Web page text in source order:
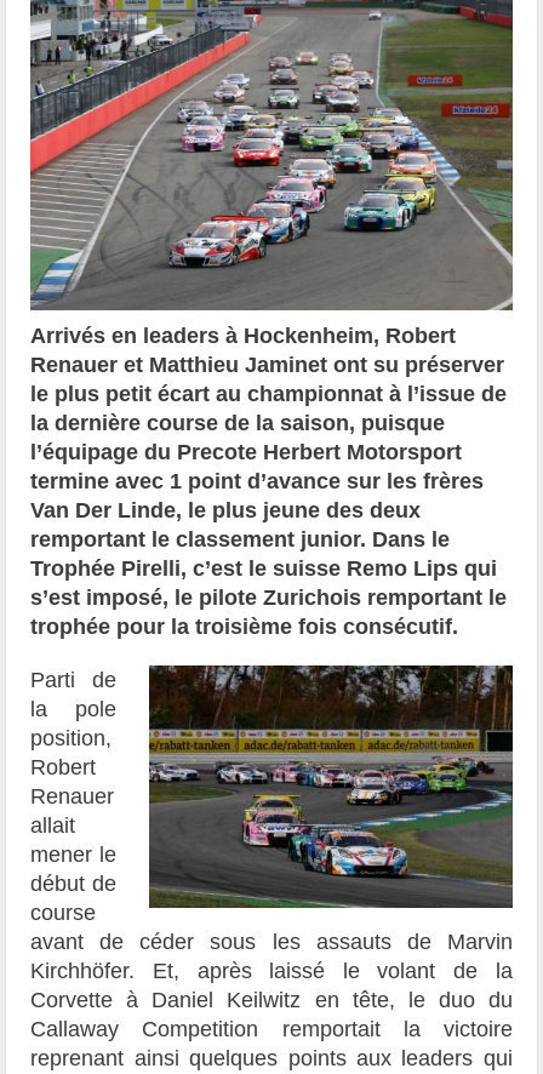
Arrivés en leaders à Hockenheim, Robert
Renauer et Matthieu Jaminet ont su préserver
le plus petit écart au championnat à l’issue de
la dernière course de la saison, puisque
l’équipage du Precote Herbert Motorsport
termine avec 1 point d’avance sur les frères
Van Der Linde, le plus jeune des deux
remportant le classement junior. Dans le
Trophée Pirelli, c’est le suisse Remo Lips qui
s’est imposé, le pilote Zurichois remportant le
trophée pour la troisième fois consécutif.
Parti de
la pole
position,
Robert
Renauer
allait
mener le
début de
course
avant de céder sous les assauts de Marvin
Kirchhöfer. Et, après laissé le volant de la
Corvette à Daniel Keilwitz en tête, le duo du
Callaway Competition remportait la victoire
reprenant ainsi quelques points aux leaders qui